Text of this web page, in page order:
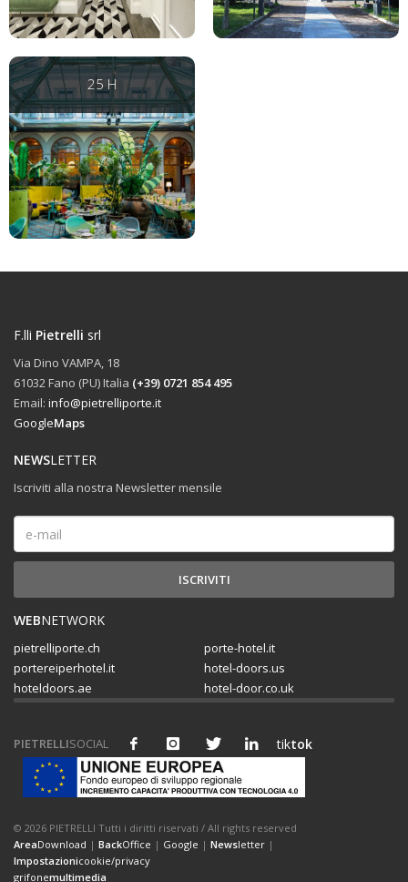
25 H
F.lli Pietrelli srl
Via Dino VAMPA, 18
61032 Fano (PU) Italia (+39) 0721 854 495
Email: info@pietrelliporte.it
GoogleMaps
NEWSLETTER
Iscriviti alla nostra Newsletter mensile
WEBNETWORK
pietrelliporte.ch
porte-hotel.it
portereiperhotel.it
hotel-doors.us
hoteldoors.ae
hotel-door.co.uk
PIETRELLISOCIAL tiktok
© 2026 PIETRELLI Tutti i diritti riservati / All rights reserved
AreaDownload | BackOffice | Google | Newsletter |
Impostazionicookie/privacy
grifonemultimedia